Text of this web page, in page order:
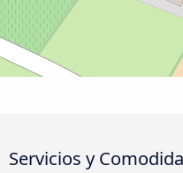
Servicios y